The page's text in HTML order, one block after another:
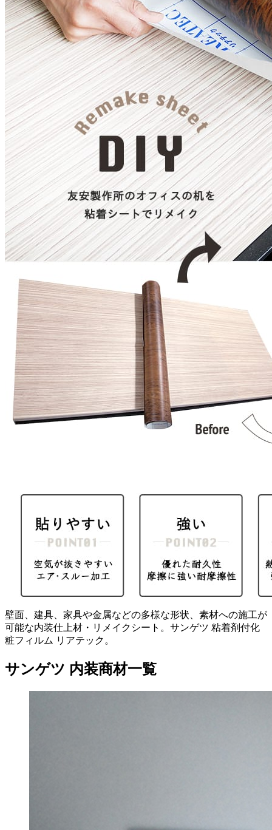
壁面、建具、家具や金属などの多様な形状、素材への施工が
可能な内装仕上材・リメイクシート。サンゲツ 粘着剤付化
粧フィルム リアテック。
サンゲツ 内装商材一覧